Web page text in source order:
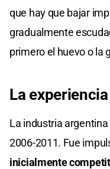
que hay que bajar
gradualmente
primero el huevo o la
La
La industria argentina
2006-2011. Fue
inicialmente